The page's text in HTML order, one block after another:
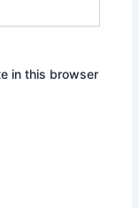
in this browser